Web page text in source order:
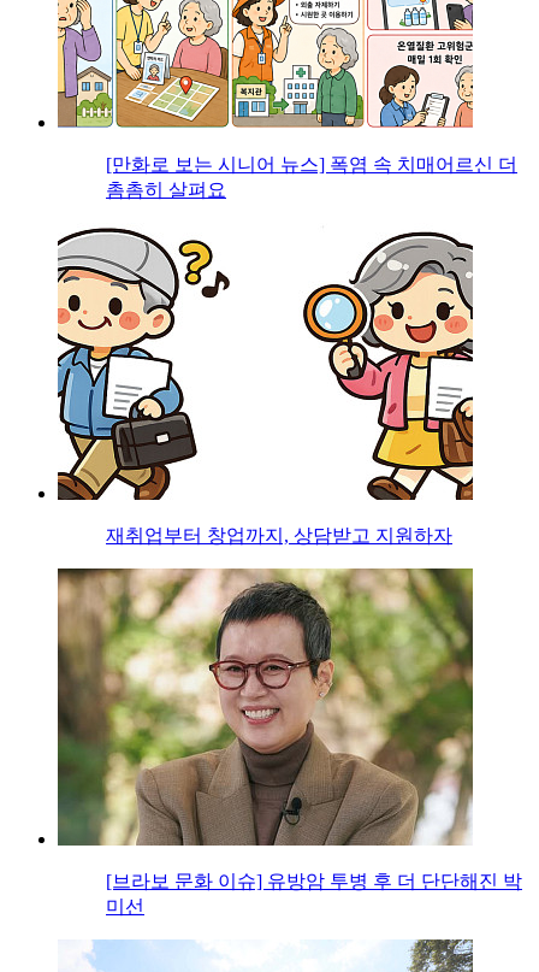
[만화로 보는 시니어 뉴스] 폭염 속 치매어르신 더
촘촘히 살펴요
재취업부터 창업까지, 상담받고 지원하자
[브라보 문화 이슈] 유방암 투병 후 더 단단해진 박
미선